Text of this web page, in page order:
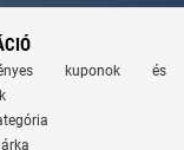
kuponok és